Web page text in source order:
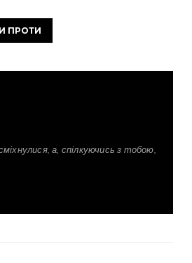
ПРОТИ
а, спілкуючись з тобою,